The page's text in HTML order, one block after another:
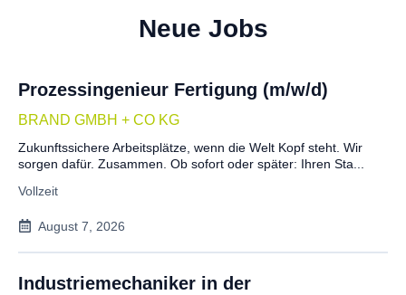
Neue Jobs
Prozessingenieur Fertigung (m/w/d)
BRAND GMBH + CO KG
Vollzeit
Zukunftssichere Arbeitsplätze, wenn die Welt Kopf steht. Wir
sorgen dafür. Zusammen. Ob sofort oder später: Ihren Sta...
August 7, 2026
Industriemechaniker in der